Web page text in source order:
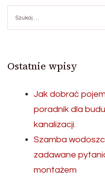
Ostatnie wpisy
Jak dobrać
poradnik dla
kanalizacji.
Szamba
zadawane
montażem